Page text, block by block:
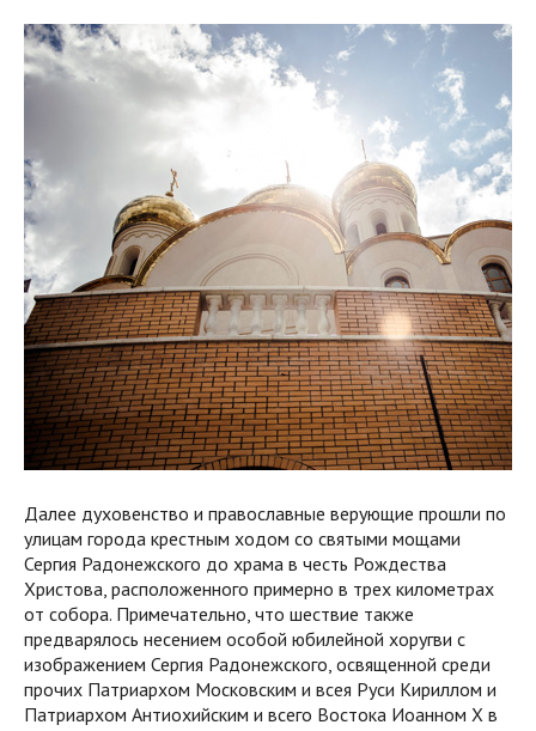
Далее духовенство и православные верующие прошли по
улицам города крестным ходом со святыми мощами
Сергия Радонежского до храма в честь Рождества
Христова, расположенного примерно в трех километрах
от собора. Примечательно, что шествие также
предварялось несением особой юбилейной хоругви с
изображением Сергия Радонежского, освященной среди
прочих Патриархом Московским и всея Руси Кириллом и
Патриархом Антиохийским и всего Востока Иоанном X в